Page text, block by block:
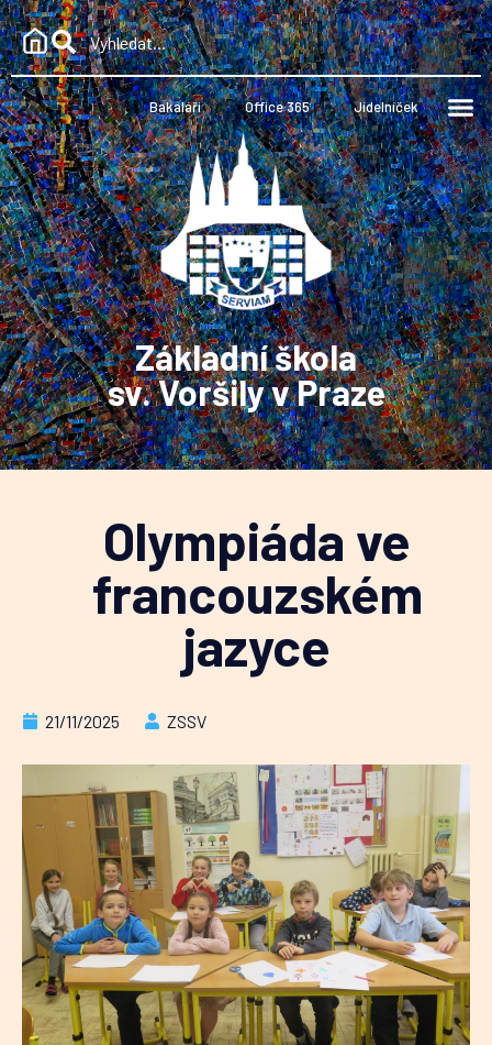
Bakaláři Office 365 Jídelníček
Základní škola
sv. Voršily v Praze
Olympiáda ve
francouzském
jazyce
21/11/2025 ZSSV